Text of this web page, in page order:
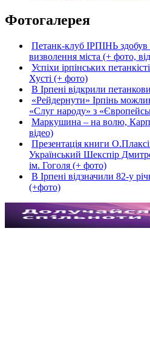
Фотогалерея
Петанк-клуб ІРПІНЬ здобув
визволення міста (+ фото,
Успіхи ірпінських
Хусті (+ фото)
В Ірпені відкрили
«Рейдернути» Ірпінь
«Слуг народу» з
Маркушина – на волю,
відео)
Презентація книги
Український Шекспір
ім. Гоголя (+ фото)
В Ірпені відзначили 82-у
(+фото)